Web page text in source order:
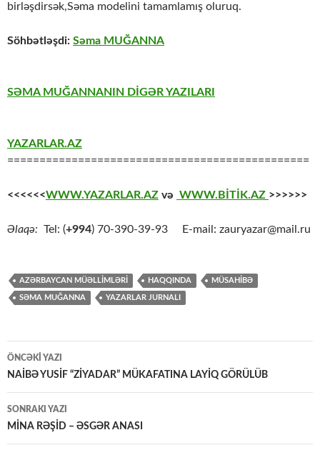
birləşdirsək,Səma modelini tamamlamış oluruq.
Söhbətləşdi: Səma MUĞANNA
SƏMA MUĞANNANIN DİGƏR YAZILARI
YAZARLAR.AZ
===============================================
<<<<<<WWW.YAZARLAR.AZ və WWW.BİTİK.AZ >>>>>>
Əlaqə: Tel: (+994) 70-390-39-93 E-mail: zauryazar@mail.ru
AZƏRBAYCAN MÜƏLLİMLƏRİ HAQQINDA MÜSAHİBƏ
SƏMA MUĞANNA YAZARLAR JURNALI
Yazılar
üzrə
naviqasiya
ÖNCƏKI YAZI
NAİBƏ YUSİF “ZİYADAR” MÜKAFATINA LAYİQ GÖRÜLÜB
SONRAKI YAZI
MİNA RƏŞİD – ƏSGƏR ANASI